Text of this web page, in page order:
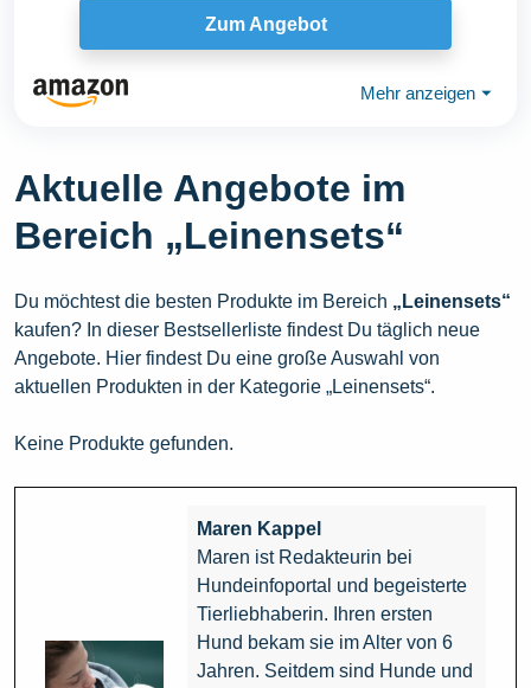
Zum Angebot
Mehr anzeigen ⏷
Aktuelle Angebote im
Bereich „Leinensets“
Du möchtest die besten Produkte im Bereich „Leinensets“
kaufen? In dieser Bestsellerliste findest Du täglich neue
Angebote. Hier findest Du eine große Auswahl von
aktuellen Produkten in der Kategorie „Leinensets“.
Keine Produkte gefunden.
Maren Kappel
Maren ist Redakteurin bei
Hundeinfoportal und begeisterte
Tierliebhaberin. Ihren ersten
Hund bekam sie im Alter von 6
Jahren. Seitdem sind Hunde und